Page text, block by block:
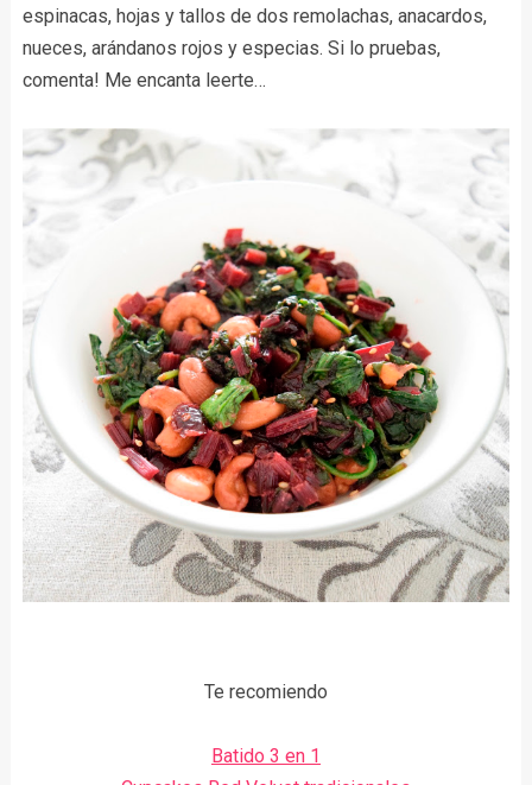
espinacas, hojas y tallos de dos remolachas, anacardos,
nueces, arándanos rojos y especias. Si lo pruebas,
comenta! Me encanta leerte…
Te recomiendo
Batido 3 en 1